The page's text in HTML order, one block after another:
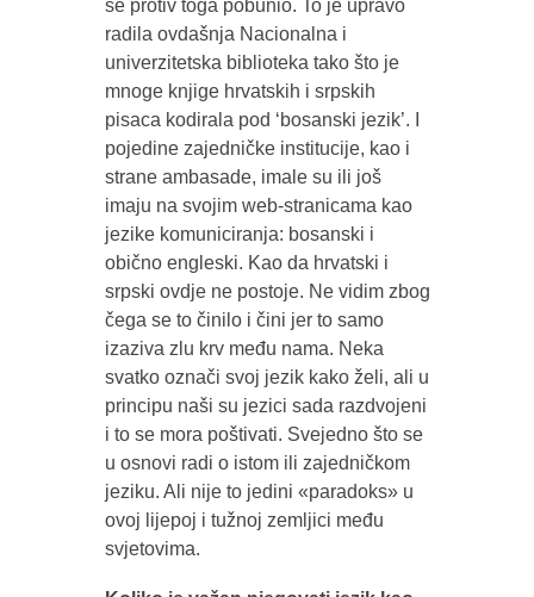
se protiv toga pobunio. To je upravo
radila ovdašnja Nacionalna i
univerzitetska biblioteka tako što je
mnoge knjige hrvatskih i srpskih
pisaca kodirala pod ‘bosanski jezik’. I
pojedine zajedničke institucije, kao i
strane ambasade, imale su ili još
imaju na svojim web-stranicama kao
jezike komuniciranja: bosanski i
obično engleski. Kao da hrvatski i
srpski ovdje ne postoje. Ne vidim zbog
čega se to činilo i čini jer to samo
izaziva zlu krv među nama. Neka
svatko označi svoj jezik kako želi, ali u
principu naši su jezici sada razdvojeni
i to se mora poštivati. Svejedno što se
u osnovi radi o istom ili zajedničkom
jeziku. Ali nije to jedini «paradoks» u
ovoj lijepoj i tužnoj zemljici među
svjetovima.